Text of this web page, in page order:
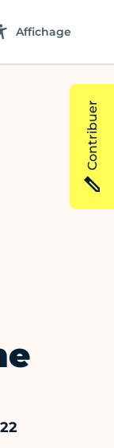
Affichage
Contribuer